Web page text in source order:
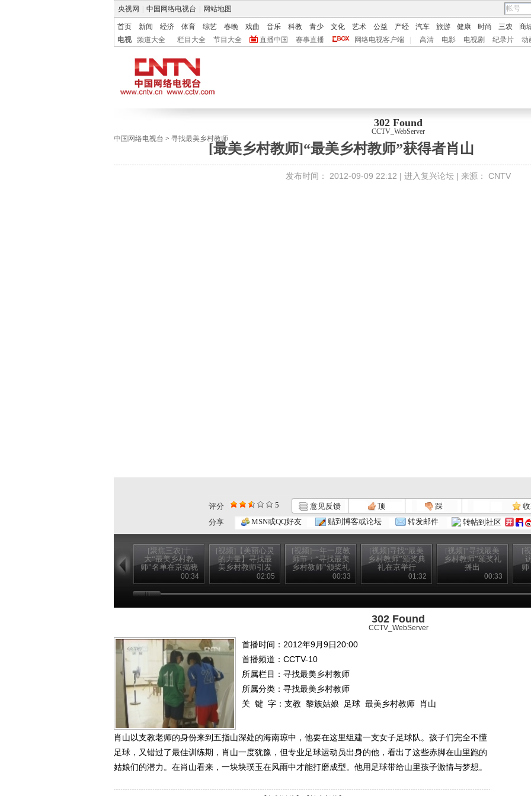
央视网 中国网络电视台 网站地图
首页 新闻 经济 体育 综艺 春晚 戏曲 音乐 科教 青少 文化 艺术 公益 产经 汽车 旅游 健康 时尚 三农
商
电视
频道大全 栏目大全 节目大全 直播中国 赛事直播 网络电视客户端 高清 电影 电视剧 纪录片 动
302 Found
CCTV_WebServer
中国网络电视台 > 寻找最美乡村教师
[最美乡村教师]“最美乡村教师”获得者肖山
发布时间： 2012-09-09 22:12 | 进入复兴论坛 | 来源： CNTV
评分 5 意见反馈 顶 踩
分享
MSN或QQ好友 贴到博客或论坛 转发邮件 转帖到社区
[聚焦三农]十
大“最美乡村教
师”名单在京揭晓
(20120910)00:34
[视频]【美丽心灵
的力量】寻找最
美乡村教师引发
强烈社会反响
02:05
[视频]一年一度教
师节：“寻找最美
乡村教师”颁奖礼
00:33
[视频]寻找“最美
乡村教师”颁奖典
礼在京举行
01:32
[视频]“寻找最美
乡村教师”颁奖礼
播出
00:33
[
师
302 Found
CCTV_WebServer
首播时间：2012年9月9日20:00
首播频道： CCTV-10
所属栏目： 寻找最美乡村教师
所属分类：寻找最美乡村教师
关 键 字： 支教 黎族姑娘 足球 最美乡村教师 肖山
肖山以支教老师的身份来到五指山深处的海南琼中，他要在这里组建一支女子足球队。孩子们完全不懂
足球，又错过了最佳训练期，肖山一度犹豫，但专业足球运动员出身的他，看出了这些赤脚在山里跑的
姑娘们的潜力。在肖山看来，一块块璞玉在风雨中才能打磨成型。他用足球带给山里孩子激情与梦想。